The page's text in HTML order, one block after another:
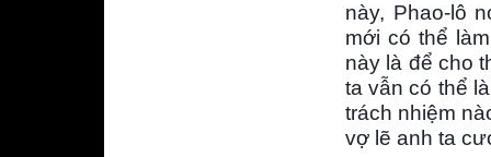
này, Phao-lô
mới có thể
này là để cho
ta vẫn có thể
trách nhiệm
vợ lẽ anh ta